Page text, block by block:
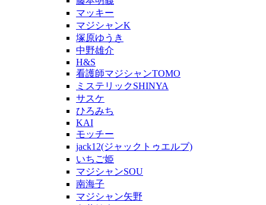
マッキー
マジシャンK
塚原ゆうき
中野雄介
H&S
看護師マジシャンTOMO
ミステリックSHINYA
サスケ
ひろみち
KAI
モッチー
jack12(ジャックトゥエルブ)
いちご姫
マジシャンSOU
南海子
マジシャン矢野